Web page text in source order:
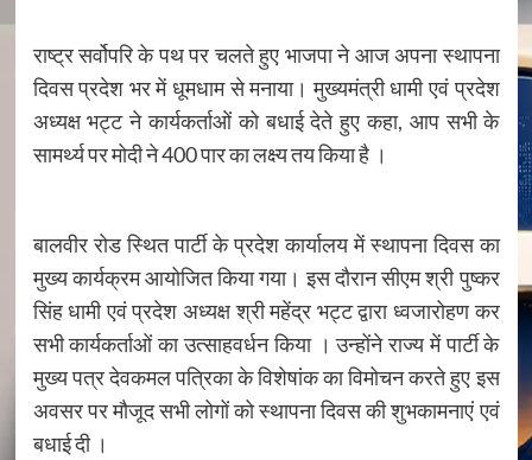
राष्ट्र सर्वोपरि के पथ पर चलते हुए भाजपा ने आज अपना स्थापना
दिवस प्रदेश भर में धूमधाम से मनाया। मुख्यमंत्री धामी एवं प्रदेश
अध्यक्ष भट्ट ने कार्यकर्ताओं को बधाई देते हुए कहा, आप सभी के
सामर्थ्य पर मोदी ने 400 पार का लक्ष्य तय किया है ।
बालवीर रोड स्थित पार्टी के प्रदेश कार्यालय में स्थापना दिवस का
मुख्य कार्यक्रम आयोजित किया गया। इस दौरान सीएम श्री पुष्कर
सिंह धामी एवं प्रदेश अध्यक्ष श्री महेंद्र भट्ट द्वारा ध्वजारोहण कर
सभी कार्यकर्ताओं का उत्साहवर्धन किया । उन्होंने राज्य में पार्टी के
मुख्य पत्र देवकमल पत्रिका के विशेषांक का विमोचन करते हुए इस
अवसर पर मौजूद सभी लोगों को स्थापना दिवस की शुभकामनाएं एवं
बधाई दी ।